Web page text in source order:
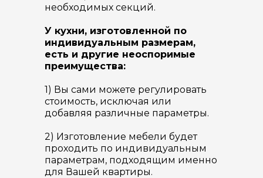
необходимых секций.
У кухни, изготовленной по
индивидуальным размерам,
есть и другие неоспоримые
преимущества:
1) Вы сами можете регулировать
стоимость, исключая или
добавляя различные параметры.
2) Изготовление мебели будет
проходить по индивидуальным
параметрам, подходящим именно
для Вашей квартиры.